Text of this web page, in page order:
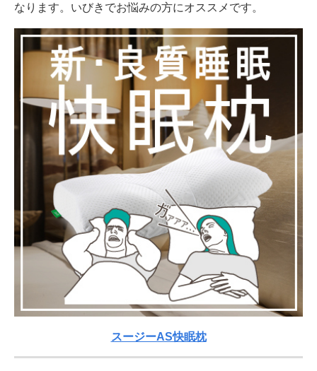
なります。いびきでお悩みの方にオススメです。
スージーAS快眠枕